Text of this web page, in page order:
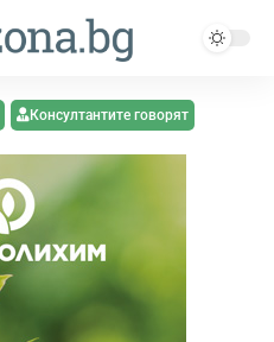
Консултантите говорят